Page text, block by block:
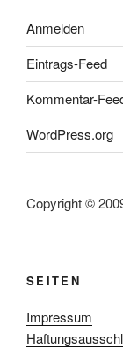
Anmelden
Eintrags-Feed
Kommentar-
WordPress.org
Copyright ©
SEITEN
Impressum